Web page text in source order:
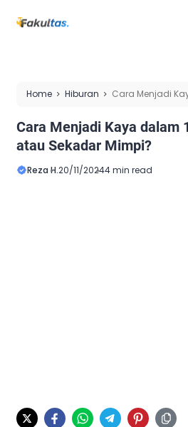
Home Hiburan
Cara Menjadi
Cara Menjadi Kaya dalam
atau Sekadar Mimpi?
Reza H.20/11/20244 min read